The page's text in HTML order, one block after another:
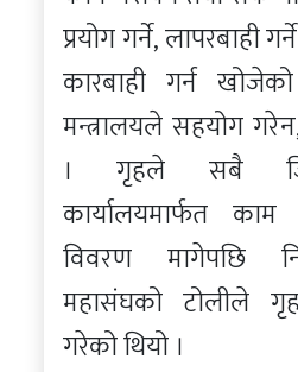
प्रयोग गर्ने, लापरबाही
कारबाही गर्न
मन्त्रालयले सहयोग
। गृहले सबै
कार्यालयमार्फत
विवरण मागेपछि
महासंघको टोलीले
गरेको थियो ।